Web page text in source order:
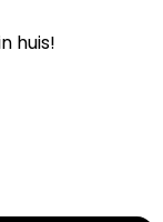
huis!